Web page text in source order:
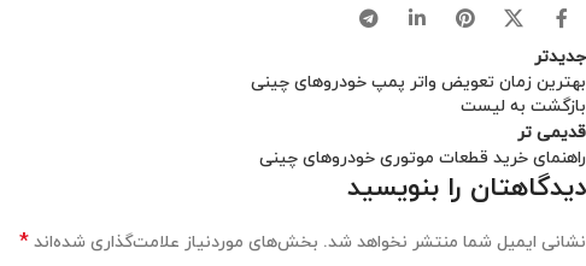
جدیدتر
بهترین زمان تعویض واتر پمپ خودروهای چینی
بازگشت به لیست
قدیمی تر
راهنمای خرید قطعات موتوری خودروهای چینی
دیدگاهتان را بنویسید
نشانی ایمیل شما منتشر نخواهد شد. بخش‌های موردنیاز علامت‌گذاری شده‌اند*